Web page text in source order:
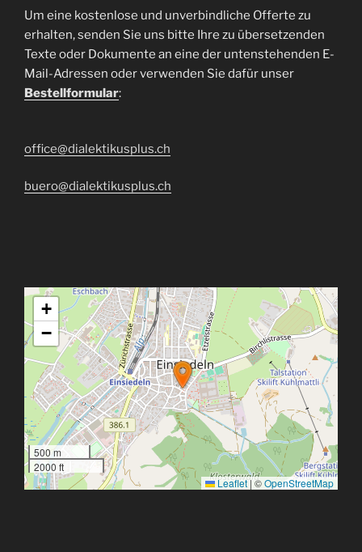
Um eine kostenlose und unverbindliche Offerte zu
erhalten, senden Sie uns bitte Ihre zu übersetzenden
Texte oder Dokumente an eine der untenstehenden E-
Mail-Adressen oder verwenden Sie dafür unser
Bestellformular:
office@dialektikusplus.ch
buero@dialektikusplus.ch
+
−
500 m
2000 ft
Leaflet|©OpenStreetMap